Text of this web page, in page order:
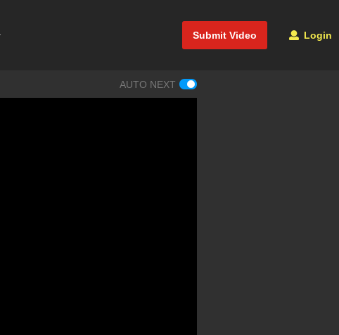
Submit Video Login
AUTO NEXT